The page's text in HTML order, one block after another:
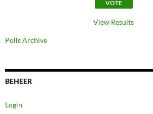
View Results
Polls Archive
BEHEER
Login